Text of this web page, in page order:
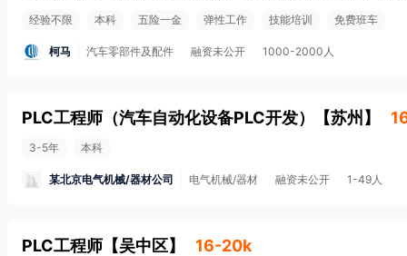
经验不限 本科 五险一金 弹性工作 技能培训 免费班车
柯马 汽车零部件及配件 融资未公开 1000-2000人
PLC工程师（汽车自动化设备PLC开发） 【苏州 】
3-5年 本科
某北京电气机械/器材公司 电气机械/器材 融资未公开 1-49人
PLC工程师 【吴中区】 16-20k